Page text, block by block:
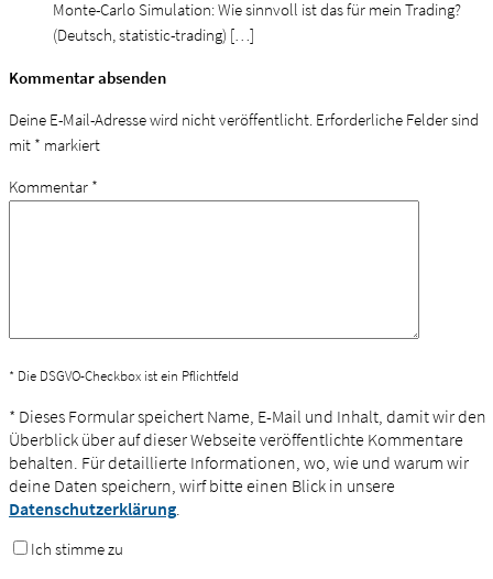
Mon­te-Car­lo Simu­la­ti­on: Wie sinn­voll ist das für mein Tra­ding?
(Deutsch, sta­tis­tic-tra­ding) […]
Kommentar absenden
Deine E-Mail-Adresse wird nicht veröffentlicht. Erforderliche Felder sind
mit * markiert
Kommentar *
* Die DSGVO-Checkbox ist ein Pflichtfeld
* Dieses Formular speichert Name, E-Mail und Inhalt, damit wir den
Überblick über auf dieser Webseite veröffentlichte Kommentare
behalten. Für detaillierte Informationen, wo, wie und warum wir
deine Daten speichern, wirf bitte einen Blick in unsere
Datenschutzerklärung.
Ich stimme zu